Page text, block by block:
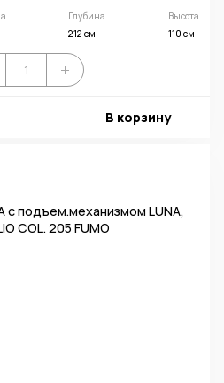
Глубина
212 см
Высота
110 см
В корзину
с подъем.механизмом LUNA,
COL. 205 FUMO